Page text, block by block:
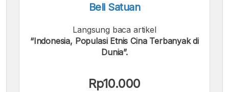
Beli Satuan
Langsung baca artikel
“Indonesia, Populasi Etnis Cina Terbanyak di
Dunia”.
Rp10.000
Kami menerima pembayaran berikut: